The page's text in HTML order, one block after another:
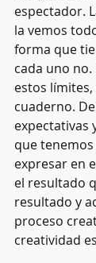
espectador.
la vemos
forma que
cada uno
estos límites,
cuaderno.
expectativas
que
expresar en
el resultado
resultado y
proceso
creatividad